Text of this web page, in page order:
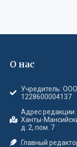
О нас
Учредитель:
1228600004137
Адрес редакции:
Ханты-
д. 2, пом. 7
Главный